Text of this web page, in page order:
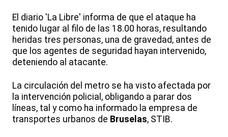
El diario 'La Libre' informa de que el ataque ha
tenido lugar al filo de las 18.00 horas, resultando
heridas tres personas, una de gravedad, antes de
que los agentes de seguridad hayan intervenido,
deteniendo al atacante.
La circulación del metro se ha visto afectada por
la intervención policial, obligando a parar dos
líneas, tal y como ha informado la empresa de
transportes urbanos de Bruselas, STIB.